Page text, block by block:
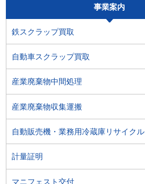
事業案内
鉄スクラップ買取
自動車スクラップ買取
産業廃棄物中間処理
産業廃棄物収集運搬
自動販売機・業務用冷蔵庫リサイクル
計量証明
マニフェスト交付